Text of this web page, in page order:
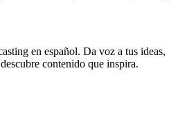
en español. Da voz a tus ideas,
contenido que inspira.